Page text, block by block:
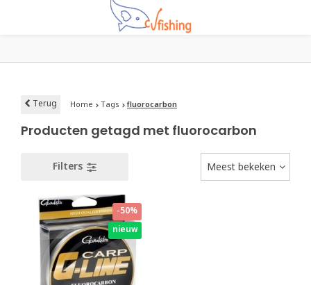
Terug Home Tags fluorocarbon
Producten getagd met fluorocarbon
Filters Meest bekeken
-50%
nieuw